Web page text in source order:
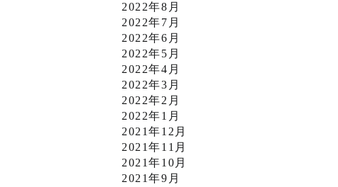
2022年8月
2022年7月
2022年6月
2022年5月
2022年4月
2022年3月
2022年2月
2022年1月
2021年12月
2021年11月
2021年10月
2021年9月